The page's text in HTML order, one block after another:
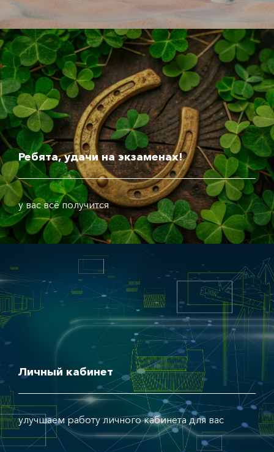
Ребята, удачи на экзаменах!
у вас всё получится
Личный кабинет
улучшаем работу личного кабинета для вас